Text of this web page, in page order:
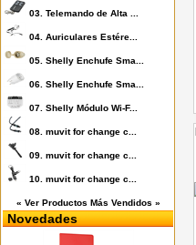
03. Telemando de Alta ...
04. Auriculares Estére...
05. Shelly Enchufe Sma...
06. Shelly Enchufe Sma...
07. Shelly Módulo Wi-F...
08. muvit for change c...
09. muvit for change c...
10. muvit for change c...
« Ver Productos Más Vendidos »
Novedades